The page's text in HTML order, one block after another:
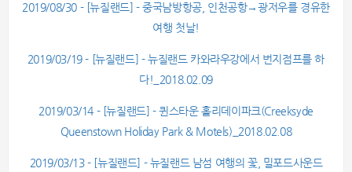
2019/08/30 - [뉴질랜드] - 중국남방항공, 인천공항→광저우를 경유한
여행 첫날!
2019/03/19 - [뉴질랜드] - 뉴질랜드 카와라우강에서 번지점프를 하
다!_2018.02.09
2019/03/14 - [뉴질랜드] - 퀸스타운 홀리데이파크(Creeksyde
Queenstown Holiday Park & Motels)_2018.02.08
2019/03/13 - [뉴질랜드] - 뉴질랜드 남섬 여행의 꽃, 밀포드사운드